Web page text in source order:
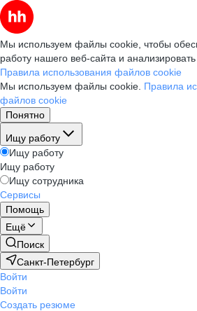
Мы используем файлы cookie, чтобы
работу нашего веб-сайта и
Правила использования файлов cookie
Мы используем файлы cookie. Правила
файлов cookie
Понятно
Ищу работу
Ищу работу
Ищу работу
Ищу сотрудника
Сервисы
Помощь
Ещё
Поиск
Санкт-Петербург
Войти
Войти
Создать резюме